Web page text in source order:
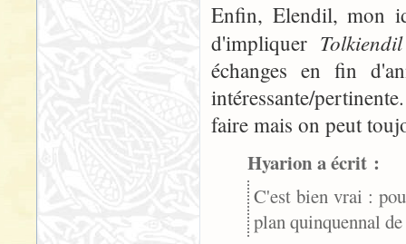
Enfin, Elendil, mon
d'impliquer
échanges en fin
intéressante/
faire mais on peut
Hyarion a écrit :
C'est bien vrai :
plan quinquennal